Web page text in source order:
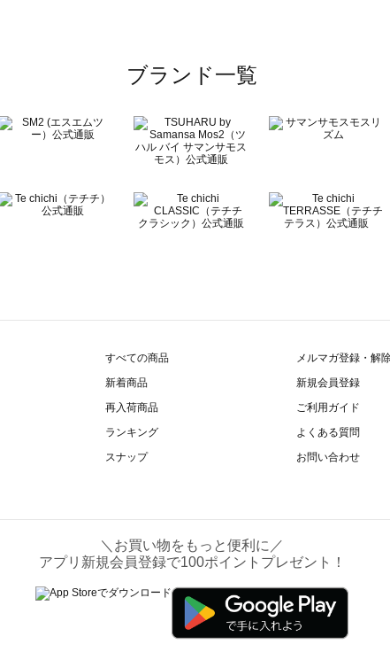
ブランド一覧
すべての商品
新着商品
再入荷商品
ランキング
スナップ
メルマガ登録・解
新規会員登録
ご利用ガイド
よくある質問
お問い合わせ
＼お買い物をもっと便利に／
アプリ新規会員登録で100ポイントプレゼント！